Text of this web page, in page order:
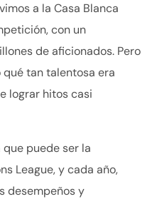
a la Casa Blanca
con un
de aficionados. Pero
tan talentosa era
lograr hitos casi
puede ser la
League, y cada año,
desempeños y